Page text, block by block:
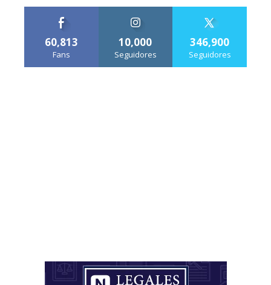
60,813
Fans
10,000
Seguidores
346,900
Seguidores